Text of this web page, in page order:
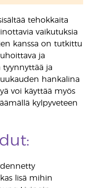
tehokkaita
vaikutuksia
kanssa on tutkittu
ja
tyynnyttää ja
hankalina
voi käyttää myös
kylpyveteen
lisä mihin